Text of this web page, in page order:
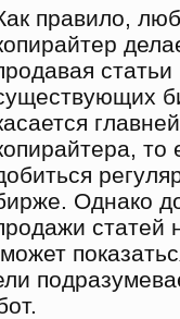
правило,
то
Однако
статей